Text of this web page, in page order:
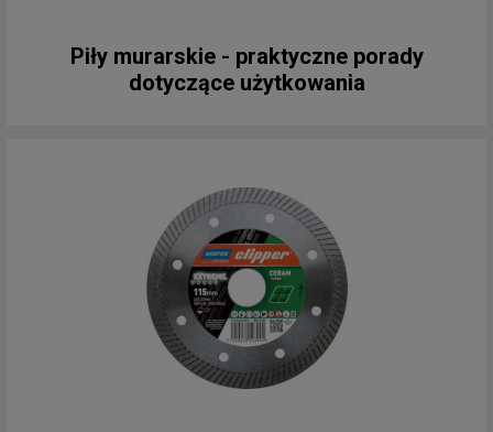
Piły murarskie - praktyczne porady
dotyczące użytkowania